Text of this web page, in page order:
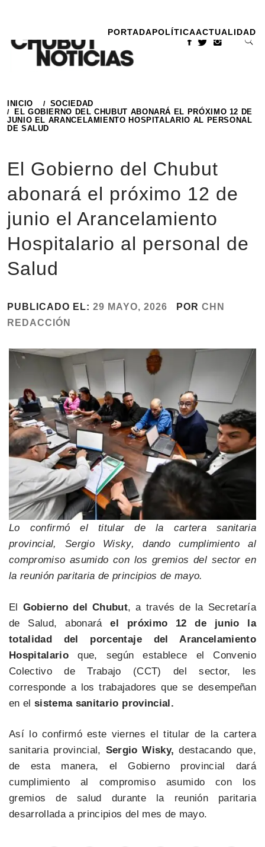
contenido
PORTADAPOLÍTICAACTUALIDAD
INICIO
SOCIEDAD
EL GOBIERNO DEL CHUBUT ABONARÁ EL PRÓXIMO 12 DE
JUNIO EL ARANCELAMIENTO HOSPITALARIO AL PERSONAL
DE SALUD
El Gobierno del Chubut
abonará el próximo 12 de
junio el Arancelamiento
Hospitalario al personal de
Salud
PUBLICADO EL: 29 MAYO, 2026 POR CHN
REDACCIÓN
Lo confirmó el titular de la cartera sanitaria
provincial, Sergio Wisky, dando cumplimiento al
compromiso asumido con los gremios del sector en
la reunión paritaria de principios de mayo.
El Gobierno del Chubut, a través de la Secretaría
de Salud, abonará el próximo 12 de junio la
totalidad del porcentaje del Arancelamiento
Hospitalario que, según establece el Convenio
Colectivo de Trabajo (CCT) del sector, les
corresponde a los trabajadores que se desempeñan
en el sistema sanitario provincial.
Así lo confirmó este viernes el titular de la cartera
sanitaria provincial, Sergio Wisky, destacando que,
de esta manera, el Gobierno provincial dará
cumplimiento al compromiso asumido con los
gremios de salud durante la reunión paritaria
desarrollada a principios del mes de mayo.